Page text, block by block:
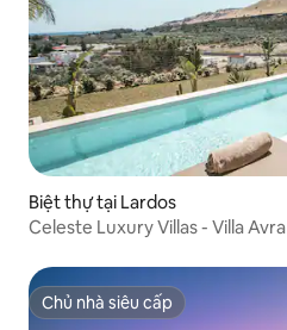
Biệt thự tại Lardos
Celeste Luxury Villas - Villa Avra
Chủ nhà siêu cấp
Chủ nhà siêu cấp